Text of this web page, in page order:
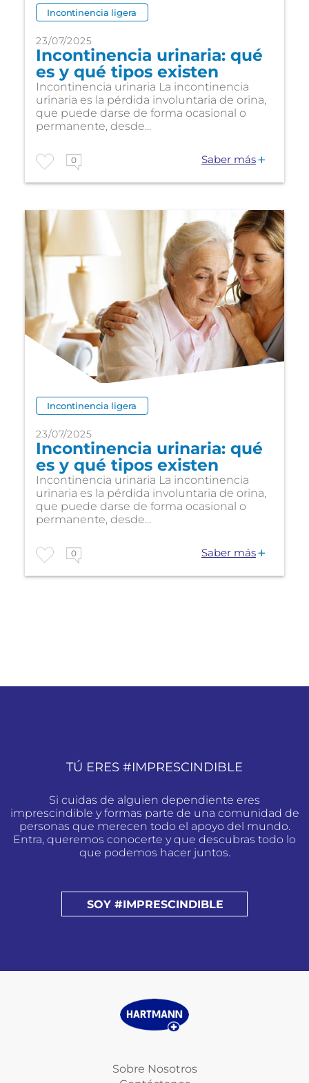
Incontinencia ligera
23/07/2025
Incontinencia urinaria: qué
es y qué tipos existen
Incontinencia urinaria La incontinencia
urinaria es la pérdida involuntaria de orina,
que puede darse de forma ocasional o
permanente, desde...
0 Saber más
Incontinencia ligera
23/07/2025
Incontinencia urinaria: qué
es y qué tipos existen
Incontinencia urinaria La incontinencia
urinaria es la pérdida involuntaria de orina,
que puede darse de forma ocasional o
permanente, desde...
0 Saber más
TÚ ERES #IMPRESCINDIBLE
Si cuidas de alguien dependiente eres
imprescindible y formas parte de una comunidad de
personas que merecen todo el apoyo del mundo.
Entra, queremos conocerte y que descubras todo lo
que podemos hacer juntos.
SOY #IMPRESCINDIBLE
Sobre Nosotros